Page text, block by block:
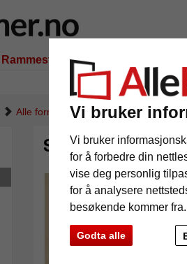
Vi bruker
Vi bruker
for å forbedre din
vise deg personlig
for å analysere
besøkende kommer fra.
Godta alle
Rammestørrelser
Alle formater Skyggeramme Lech
Skyggeramme